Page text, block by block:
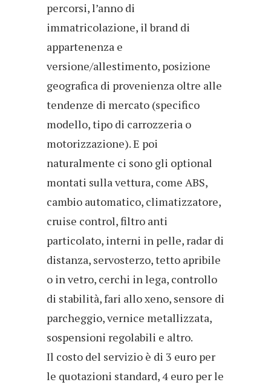
percorsi, l’anno di
immatricolazione, il brand di
appartenenza e
versione/allestimento, posizione
geografica di provenienza oltre alle
tendenze di mercato (specifico
modello, tipo di carrozzeria o
motorizzazione). E poi
naturalmente ci sono gli optional
montati sulla vettura, come ABS,
cambio automatico, climatizzatore,
cruise control, filtro anti
particolato, interni in pelle, radar di
distanza, servosterzo, tetto apribile
o in vetro, cerchi in lega, controllo
di stabilità, fari allo xeno, sensore di
parcheggio, vernice metallizzata,
sospensioni regolabili e altro.
Il costo del servizio è di 3 euro per
le quotazioni standard, 4 euro per le